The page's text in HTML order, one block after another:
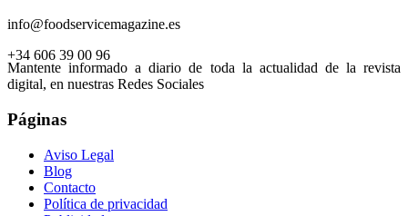
info@foodservicemagazine.es
+34 606 39 00 96
Mantente informado a diario de toda la actualidad de la revista
digital, en nuestras Redes Sociales
Páginas
Aviso Legal
Blog
Contacto
Política de privacidad